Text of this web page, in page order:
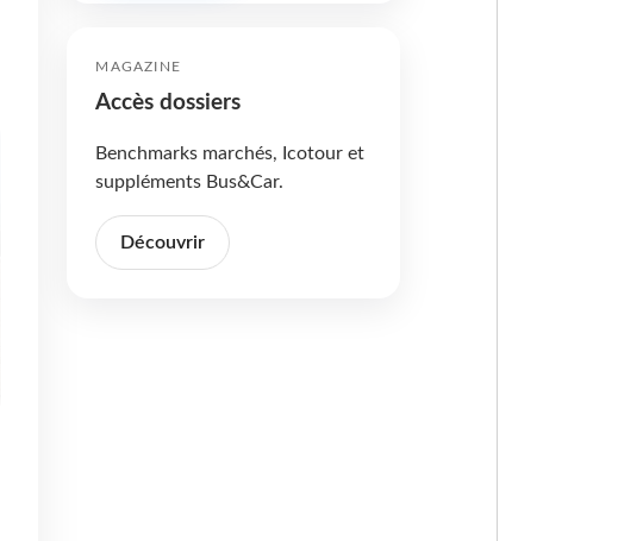
MAGAZINE
Accès dossiers
Benchmarks marchés, Icotour et
suppléments Bus&Car.
Découvrir